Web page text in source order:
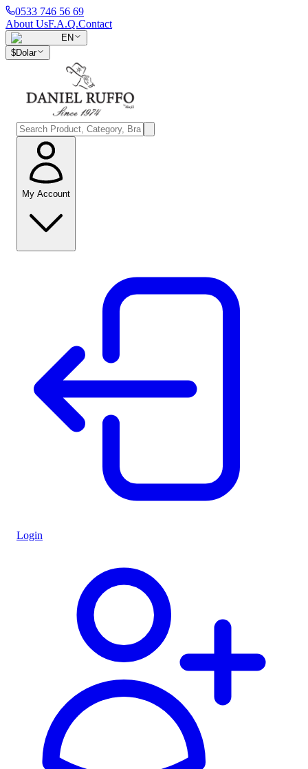
0533 746 56 69
About UsF.A.Q.Contact
EN
$Dolar
My Account
Login